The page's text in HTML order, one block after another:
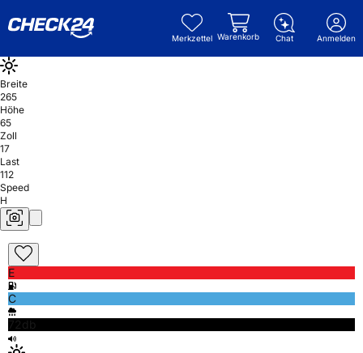
Merkzettel Warenkorb Chat Anmelden
Breite
265
Höhe
65
Zoll
17
Last
112
Speed
H
E
C
72db